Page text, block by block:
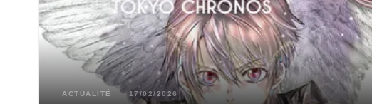
ACTUALITÉ 17/02/2026